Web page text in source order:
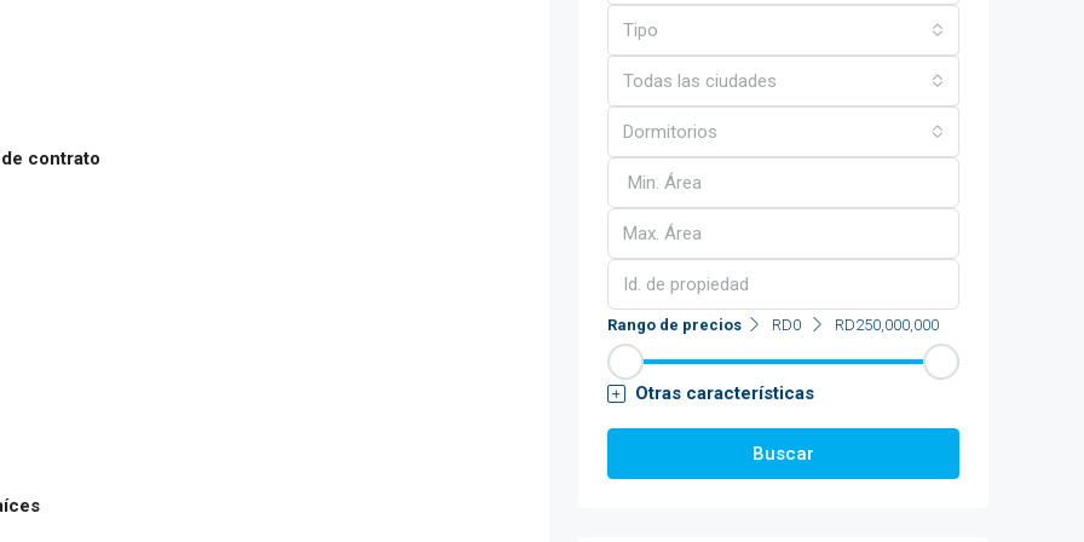
contrato
Tipo
Todas las ciudades
Dormitorios
Rango de precios RD0 RD250,000,000
Otras características
Buscar